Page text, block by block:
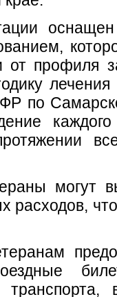
от профиля
по
могут
расходов,